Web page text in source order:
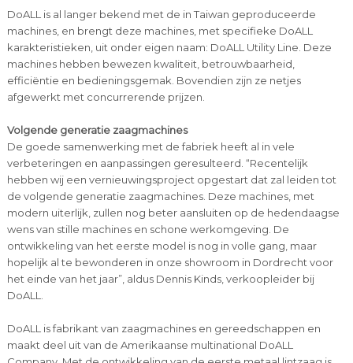
DoALL is al langer bekend met de in Taiwan geproduceerde
machines, en brengt deze machines, met specifieke DoALL
karakteristieken, uit onder eigen naam: DoALL Utility Line. Deze
machines hebben bewezen kwaliteit, betrouwbaarheid,
efficiëntie en bedieningsgemak. Bovendien zijn ze netjes
afgewerkt met concurrerende prijzen.
Volgende generatie zaagmachines
De goede samenwerking met de fabriek heeft al in vele
verbeteringen en aanpassingen geresulteerd. “Recentelijk
hebben wij een vernieuwingsproject opgestart dat zal leiden tot
de volgende generatie zaagmachines. Deze machines, met
modern uiterlijk, zullen nog beter aansluiten op de hedendaagse
wens van stille machines en schone werkomgeving. De
ontwikkeling van het eerste model is nog in volle gang, maar
hopelijk al te bewonderen in onze showroom in Dordrecht voor
het einde van het jaar”, aldus Dennis Kinds, verkoopleider bij
DoALL.
DoALL is fabrikant van zaagmachines en gereedschappen en
maakt deel uit van de Amerikaanse multinational DoALL